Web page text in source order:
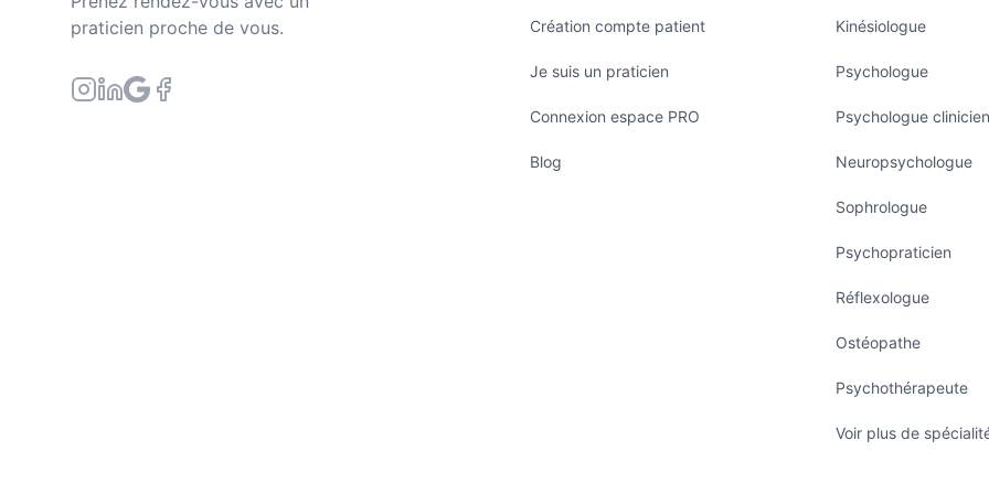
praticien proche de vous.
Création compte patient
Je suis un praticien
Connexion espace PRO
Blog
Kinésiologue
Psychologue
Psychologue
Neuropsychologue
Sophrologue
Psychopraticien
Réflexologue
Ostéopathe
Psychothérapeute
Voir plus de